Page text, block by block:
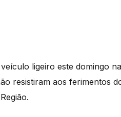
ligeiro este domingo
resistiram aos ferimentos